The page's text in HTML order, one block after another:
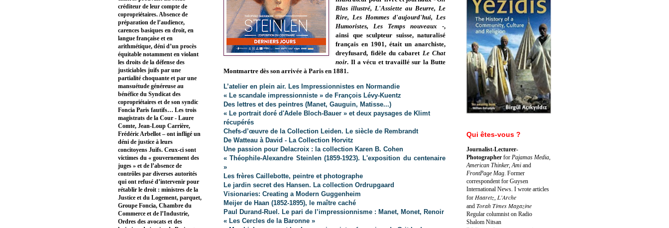
Blas illustré, L'Assiette au Beurre, Le
Rire, Les Hommes d'aujourd'hui, Les
Humoristes, Les Temps nouveaux -,
ainsi que sculpteur suisse, naturalisé
français en 1901, était un anarchiste,
dreyfusard, fidèle du cabaret Le Chat
noir. Il a vécu et travaillé sur la Butte
Montmartre dès son arrivée à Paris en 1881.
L’atelier en plein air. Les Impressionnistes en Normandie
« Le scandale impressionniste » de François Lévy-Kuentz
Des lettres et des peintres (Manet, Gauguin, Matisse...)
« Le portrait doré d'Adele Bloch-Bauer » et deux paysages de Klimt
récupérés
Chefs-d’œuvre de la Collection Leiden. Le siècle de Rembrandt
De Watteau à David - La Collection Horvitz
Une passion pour Delacroix : la collection Karen B. Cohen
« Théophile-Alexandre Steinlen (1859-1923). L'exposition du centenaire
»
Les frères Caillebotte, peintre et photographe
Le jardin secret des Hansen. La collection Ordrupgaard
Visionaries: Creating a Modern Guggenheim
Meijer de Haan (1852-1895), le maître caché
Paul Durand-Ruel. Le pari de l’impressionnisme : Manet, Monet, Renoir
« Les Cercles de la Baronne »
créditeur de leur compte de
copropriétaires. Absence de
préparation de l’audience,
carences basiques en droit, en
langue française et en
arithmétique, déni d’un procès
équitable notamment en violant
les droits de la défense des
justiciables juifs par une
partialité choquante et par une
mansuétude généreuse au
bénéfice du Syndicat des
copropriétaires et de son syndic
Foncia Paris fautifs… Les trois
magistrats de la Cour - Laure
Comte, Jean-Loup Carrière,
Frédéric Arbellot – ont infligé un
déni de justice à leurs
concitoyens Juifs. Ceux-ci sont
victimes du « gouvernement des
juges » et de l’absence de
contrôles par diverses autorités
qui ont refusé d’intervenir pour
rétablir le droit : ministres de la
Justice et du Logement, parquet,
Groupe Foncia, Chambre du
Commerce et de l’Industrie,
Ordres des avocats et des
Qui êtes-vous ?
Journalist-Lecturer-
Photographer for Pajamas Media,
American Thinker, Ami and
FrontPage Mag. Former
correspondent for Guysen
International News. I wrote articles
for Haaretz, L'Arche
and Torah Times Magazine
Regular columnist on Radio
Shalom Nitsan